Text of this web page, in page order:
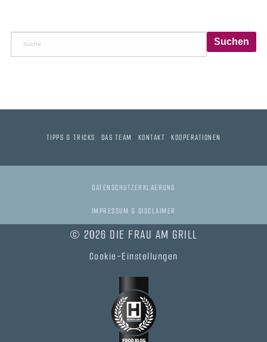
TIPPS & TRICKS DAS TEAM KONTAKT KOOPERATIONEN
DATENSCHUTZERKLAERUNG
IMPRESSUM & DISCLAIMER
© 2026 DIE FRAU AM GRILL
Cookie-Einstellungen